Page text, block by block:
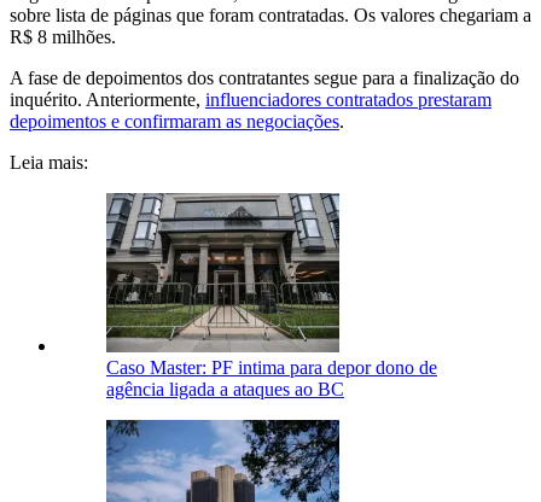
sobre lista de páginas que foram contratadas. Os valores chegariam a
R$ 8 milhões.
A fase de depoimentos dos contratantes segue para a finalização do
inquérito. Anteriormente, influenciadores contratados prestaram
depoimentos e confirmaram as negociações.
Leia mais:
Caso Master: PF intima para depor dono de
agência ligada a ataques ao BC